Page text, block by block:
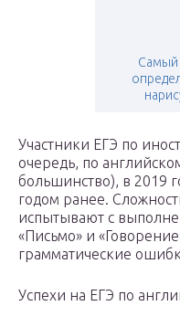
Самый
Участники ЕГЭ по
очередь, по
большинство), в 2019
годом ранее.
испытывают с
«Письмо» и
грамматические
Успехи на ЕГЭ по